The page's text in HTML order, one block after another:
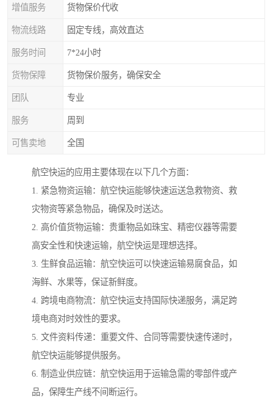
增值服务 货物保价代收
物流线路 固定专线，高效直达
服务时间 7*24小时
货物保障 货物保价服务，确保安全
团队 专业
服务 周到
可售卖地 全国
航空快运的应用主要体现在以下几个方面：
1. 紧急物资运输：航空快运能够快速运送急救物资、救
灾物资等紧急物品，确保及时送达。
2. 高价值货物运输：贵重物品如珠宝、精密仪器等需要
高安全性和快速运输，航空快运是理想选择。
3. 生鲜食品运输：航空快运可以快速运输易腐食品，如
海鲜、水果等，保证新鲜度。
4. 跨境电商物流：航空快运支持国际快递服务，满足跨
境电商对时效性的要求。
5. 文件资料传递：重要文件、合同等需要快速传递时，
航空快运能够提供服务。
6. 制造业供应链：航空快运用于运输急需的零部件或产
品，保障生产线不间断运行。